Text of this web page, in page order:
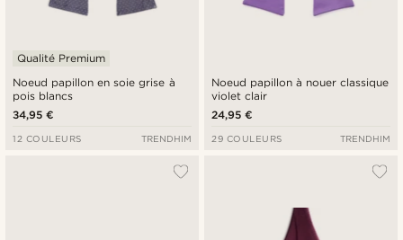
Noeud papillon en soie grise à
pois blancs
Qualité Premium
34,95 €
12 COULEURS TRENDHIM
Noeud papillon à nouer classique
violet clair
24,95 €
29 COULEURS TRENDHIM